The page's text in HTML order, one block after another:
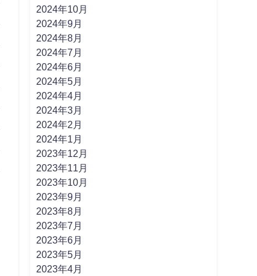
2024年10月
2024年9月
2024年8月
2024年7月
2024年6月
2024年5月
2024年4月
2024年3月
2024年2月
2024年1月
2023年12月
2023年11月
2023年10月
2023年9月
2023年8月
2023年7月
2023年6月
2023年5月
2023年4月